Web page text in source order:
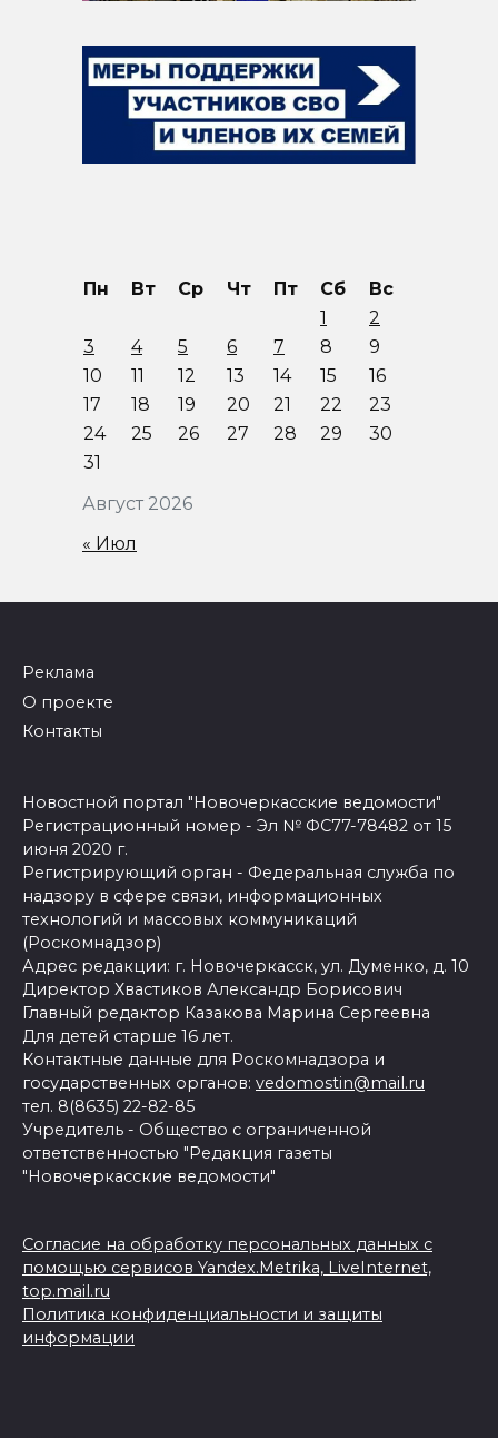
Август 2026
Пн Вт Ср Чт Пт Сб
Вс
1
2
3
4 5 6 7 8
9
10
11 12 13 14 15
16
17
18 19 20 21 22
23
24
25 26 27 28 29
30
31
« Июл
Реклама
О проекте
Контакты
Новостной портал "Новочеркасские ведомости"
Регистрационный номер - Эл № ФС77-78482 от 15
июня 2020 г.
Регистрирующий орган - Федеральная служба по
надзору в сфере связи, информационных
технологий и массовых коммуникаций
(Роскомнадзор)
Адрес редакции: г. Новочеркасск, ул. Думенко, д. 10
Директор Хвастиков Александр Борисович
Главный редактор Казакова Марина Сергеевна
Для детей старше 16 лет.
Контактные данные для Роскомнадзора и
государственных органов: vedomostin@mail.ru
тел. 8(8635) 22-82-85
Учредитель - Общество с ограниченной
ответственностью "Редакция газеты
"Новочеркасские ведомости"
Согласие на обработку персональных данных с
помощью сервисов Yandex.Metrika, LiveInternet,
top.mail.ru
Политика конфиденциальности и защиты
информации